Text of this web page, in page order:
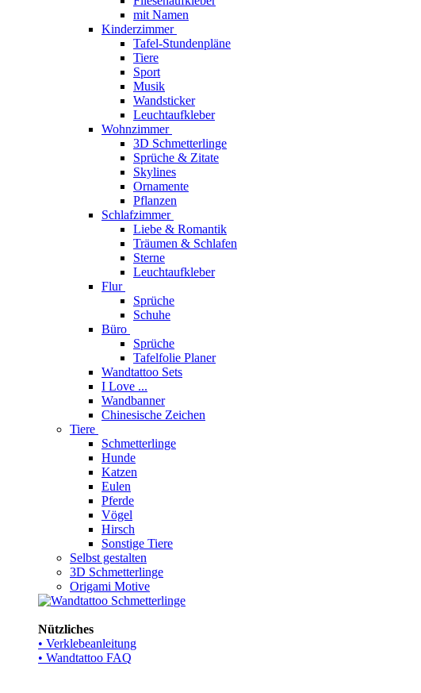
mit Namen
Kinderzimmer
Tafel-Stundenpläne
Tiere
Sport
Musik
Wandsticker
Leuchtaufkleber
Wohnzimmer
3D Schmetterlinge
Sprüche & Zitate
Skylines
Ornamente
Pflanzen
Schlafzimmer
Liebe & Romantik
Träumen & Schlafen
Sterne
Leuchtaufkleber
Flur
Sprüche
Schuhe
Büro
Sprüche
Tafelfolie Planer
Wandtattoo Sets
I Love ...
Wandbanner
Chinesische Zeichen
Tiere
Schmetterlinge
Hunde
Katzen
Eulen
Pferde
Vögel
Hirsch
Sonstige Tiere
Selbst gestalten
3D Schmetterlinge
Origami Motive
Nützliches
• Verklebeanleitung
• Wandtattoo FAQ